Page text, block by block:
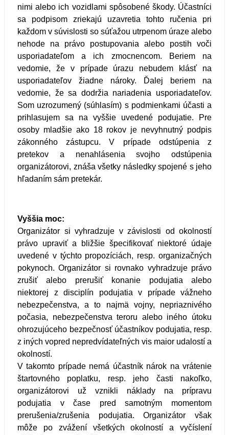
nimi alebo ich vozidlami spôsobené škody. Účastníci
sa podpisom zriekajú uzavretia tohto ručenia pri
každom v súvislosti so súťažou utrpenom úraze alebo
nehode na právo postupovania alebo postih voči
usporiadateľom a ich zmocnencom. Beriem na
vedomie, že v prípade úrazu nebudem klásť na
usporiadateľov žiadne nároky. Ďalej beriem na
vedomie, že sa dodržia nariadenia usporiadateľov.
Som uzrozumený (súhlasím) s podmienkami účasti a
prihlasujem sa na vyššie uvedené podujatie. Pre
osoby mladšie ako 18 rokov je nevyhnutný podpis
zákonného zástupcu. V prípade odstúpenia z
pretekov a nenahlásenia svojho odstúpenia
organizátorovi, znáša všetky následky spojené s jeho
hľadaním sám pretekár.
Vyššia moc:
Organizátor si vyhradzuje v závislosti od okolností
právo upraviť a bližšie špecifikovať niektoré údaje
uvedené v týchto propozíciách, resp. organizačných
pokynoch. Organizátor si rovnako vyhradzuje právo
zrušiť alebo prerušiť konanie podujatia alebo
niektorej z disciplín podujatia v prípade vážneho
nebezpečenstva, a to najmä vojny, nepriaznivého
počasia, nebezpečenstva teroru alebo iného útoku
ohrozujúceho bezpečnosť účastníkov podujatia, resp.
z iných vopred nepredvídateľných vis maior udalostí a
okolností.
V takomto prípade nemá účastník nárok na vrátenie
štartovného poplatku, resp. jeho časti nakoľko,
organizátorovi už vznikli náklady na prípravu
podujatia v čase pred samotným momentom
prerušenia/zrušenia podujatia. Organizátor však
môže po zvážení všetkých okolností a vyčíslení